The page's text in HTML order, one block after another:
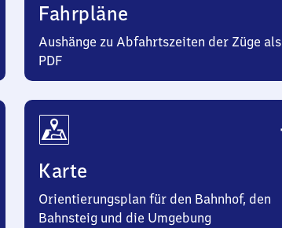
Fahrpläne
Aushänge zu Abfahrtszeiten der Züge als
PDF
Karte
Orientierungsplan für den Bahnhof, den
Bahnsteig und die Umgebung